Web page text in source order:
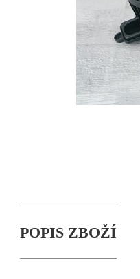
POPIS ZBOŽÍ